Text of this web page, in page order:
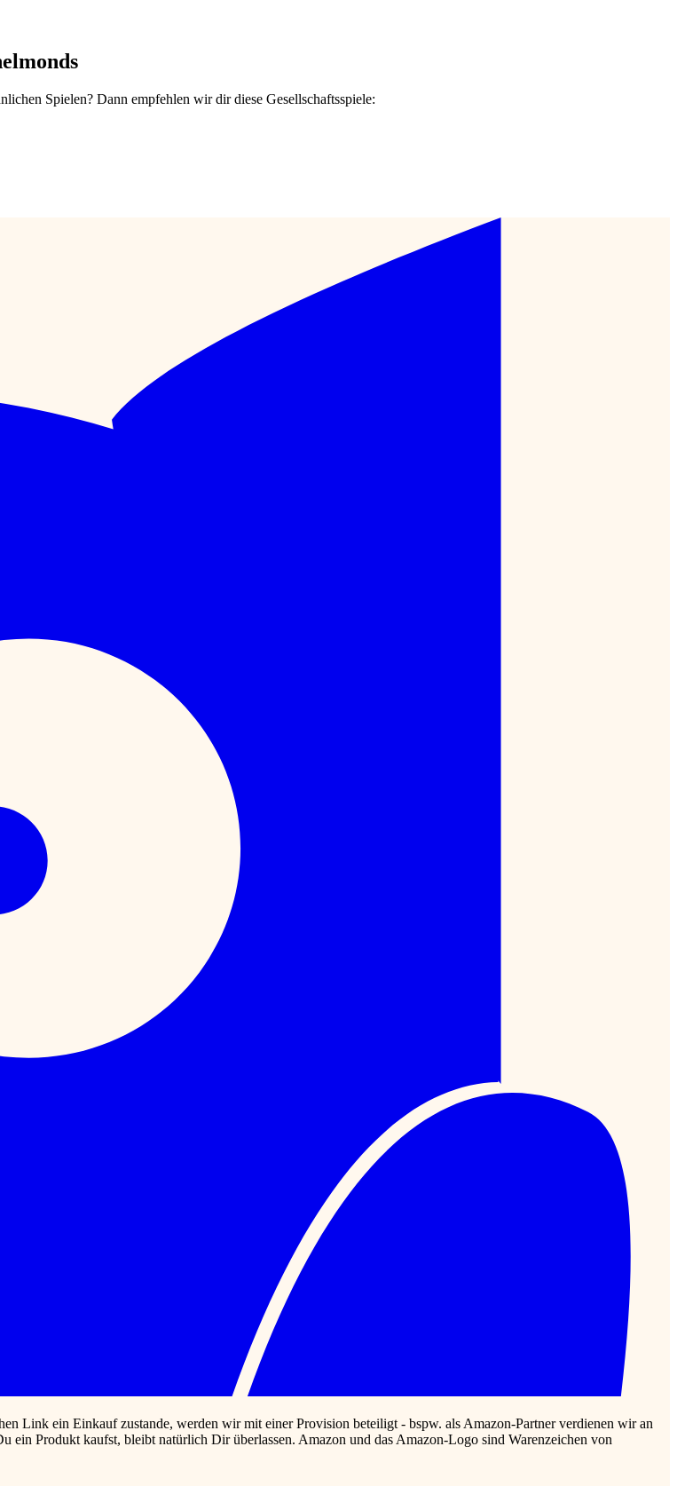
Spielen? Dann empfehlen wir dir diese Gesellschaftsspiele:
Link ein Einkauf zustande, werden wir mit einer Provision beteiligt - bspw. als Amazon-Partner verdienen wir an
Produkt kaufst, bleibt natürlich Dir überlassen. Amazon und das Amazon-Logo sind Warenzeichen von